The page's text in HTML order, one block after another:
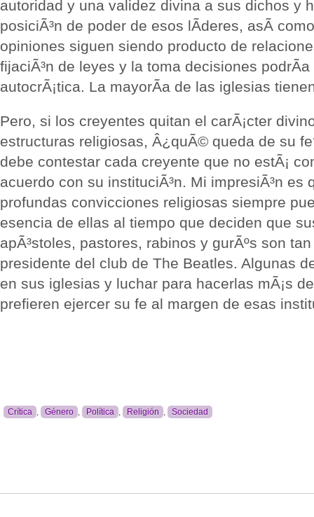
autoridad y una validez divina a sus dichos y
posiciÃ³n de poder de esos lÃ­deres, asÃ­
opiniones siguen siendo producto de
fijaciÃ³n de leyes y la toma decisiones podrÃ­a
autocrÃ¡tica. La mayorÃ­a de las iglesias
Pero, si los creyentes quitan el carÃ¡cter
estructuras religiosas, Â¿quÃ© queda de su
debe contestar cada creyente que no estÃ¡
acuerdo con su instituciÃ³n. Mi impresiÃ³n es
profundas convicciones religiosas siempre
esencia de ellas al tiempo que deciden que
apÃ³stoles, pastores, rabinos y gurÃºs son
presidente del club de The Beatles. Algunas
en sus iglesias y luchar para hacerlas mÃ¡s
prefieren ejercer su fe al margen de esas
Crítica , Género , Política , Religión , Sociedad